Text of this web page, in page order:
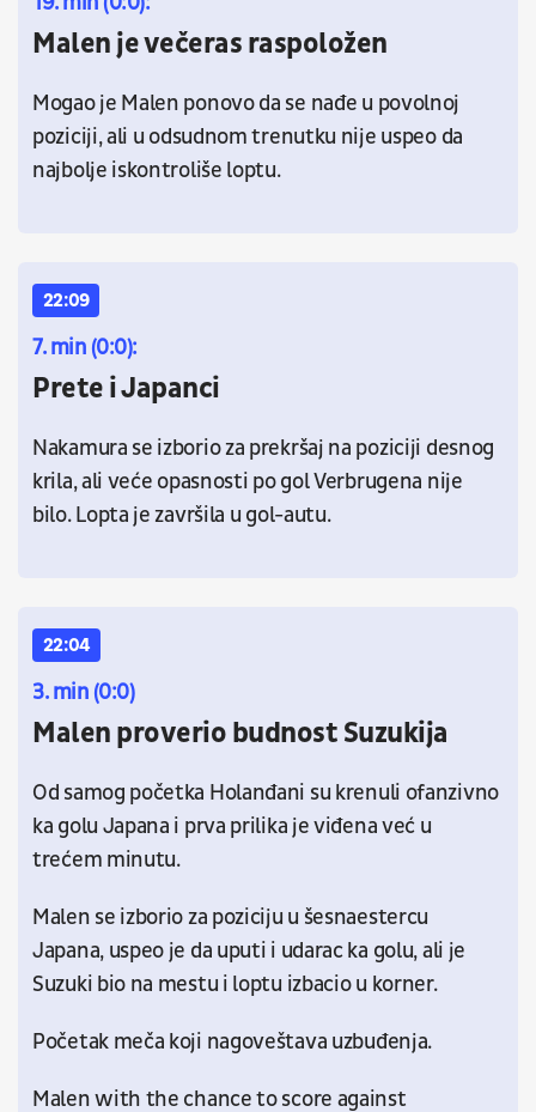
Malen je večeras raspoložen
Mogao je Malen ponovo da se nađe u povolnoj
poziciji, ali u odsudnom trenutku nije uspeo da
najbolje iskontroliše loptu.
22:09
7. min (0:0):
Prete i Japanci
Nakamura se izborio za prekršaj na poziciji desnog
krila, ali veće opasnosti po gol Verbrugena nije
bilo. Lopta je završila u gol-autu.
22:04
3. min (0:0)
Malen proverio budnost Suzukija
Od samog početka Holanđani su krenuli ofanzivno
ka golu Japana i prva prilika je viđena već u
trećem minutu.
Malen se izborio za poziciju u šesnaestercu
Japana, uspeo je da uputi i udarac ka golu, ali je
Suzuki bio na mestu i loptu izbacio u korner.
Početak meča koji nagoveštava uzbuđenja.
Malen with the chance to score against